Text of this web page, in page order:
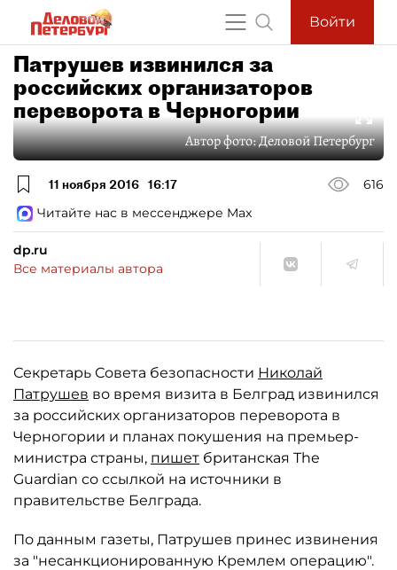
Войти
Патрушев извинился за
российских организаторов
переворота в Черногории
Автор фото:Деловой Петербург
11 ноября 2016 16:17
616
Читайте нас в мессенджере Max
dp.ru
Все материалы автора
Секретарь Совета безопасности Николай
Патрушев во время визита в Белград извинился
за российских организаторов переворота в
Черногории и планах покушения на премьер-
министра страны, пишет британская The
Guardian со ссылкой на источники в
правительстве Белграда.
По данным газеты, Патрушев принес извинения
за "несанкционированную Кремлем операцию".